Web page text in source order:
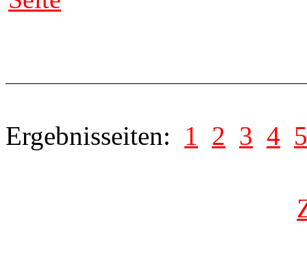
Ergebnisseiten: 1 2 3 4 5